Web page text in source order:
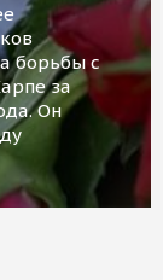
борьбы с
за
Он